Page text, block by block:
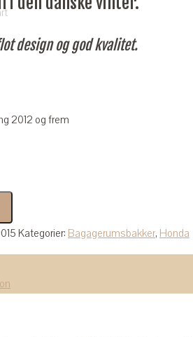
design og god kvalitet.
2012 og frem
Kategorier: Bagagerumsbakker, Honda